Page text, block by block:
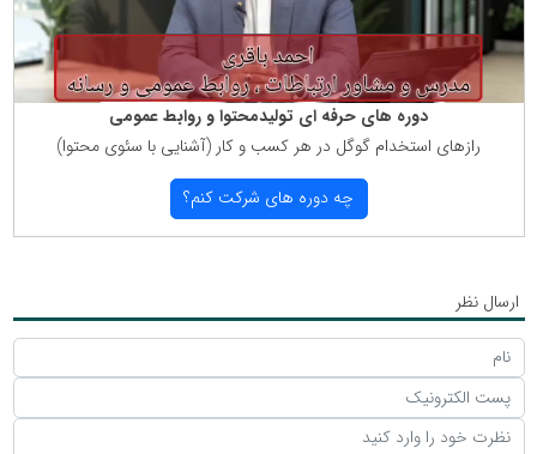
دوره های حرفه ای تولیدمحتوا و روابط عمومی
رازهای استخدام گوگل در هر كسب و كار (آشنایی با سئوی محتوا)
چه دوره های شركت كنم؟
ارسال نظر